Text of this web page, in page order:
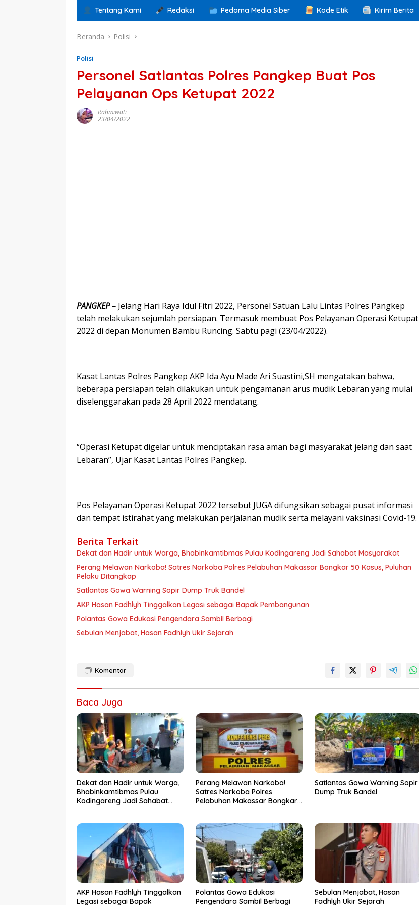
Tentang Kami Redaksi Pedoma Media Siber Kode Etik Kirim Berita
Beranda Polisi
Polisi
Personel Satlantas Polres Pangkep Buat Pos
Pelayanan Ops Ketupat 2022
Rahmiwati
23/04/2022
PANGKEP – Jelang Hari Raya Idul Fitri 2022, Personel Satuan Lalu Lintas Polres Pangkep
telah melakukan sejumlah persiapan. Termasuk membuat Pos Pelayanan Operasi Ketupat
2022 di depan Monumen Bambu Runcing. Sabtu pagi (23/04/2022).
Kasat Lantas Polres Pangkep AKP Ida Ayu Made Ari Suastini,SH mengatakan bahwa,
beberapa persiapan telah dilakukan untuk pengamanan arus mudik Lebaran yang mulai
diselenggarakan pada 28 April 2022 mendatang.
“Operasi Ketupat digelar untuk menciptakan rasa aman bagi masyarakat jelang dan saat
Lebaran”, Ujar Kasat Lantas Polres Pangkep.
Pos Pelayanan Operasi Ketupat 2022 tersebut JUGA difungsikan sebagai pusat informasi
dan tempat istirahat yang melakukan perjalanan mudik serta melayani vaksinasi Covid-19.
Berita Terkait
Dekat dan Hadir untuk Warga, Bhabinkamtibmas Pulau Kodingareng Jadi Sahabat Masyarakat
Perang Melawan Narkoba! Satres Narkoba Polres Pelabuhan Makassar Bongkar 50 Kasus, Puluhan
Pelaku Ditangkap
Satlantas Gowa Warning Sopir Dump Truk Bandel
AKP Hasan Fadhlyh Tinggalkan Legasi sebagai Bapak Pembangunan
Polantas Gowa Edukasi Pengendara Sambil Berbagi
Sebulan Menjabat, Hasan Fadhlyh Ukir Sejarah
Komentar
Baca Juga
Dekat dan Hadir untuk Warga,
Bhabinkamtibmas Pulau
Kodingareng Jadi Sahabat
Perang Melawan Narkoba!
Satres Narkoba Polres
Pelabuhan Makassar Bongkar
Satlantas Gowa Warning Sopir
Dump Truk Bandel
AKP Hasan Fadhlyh Tinggalkan
Legasi sebagai Bapak
Polantas Gowa Edukasi
Pengendara Sambil Berbagi
Sebulan Menjabat, Hasan
Fadhlyh Ukir Sejarah